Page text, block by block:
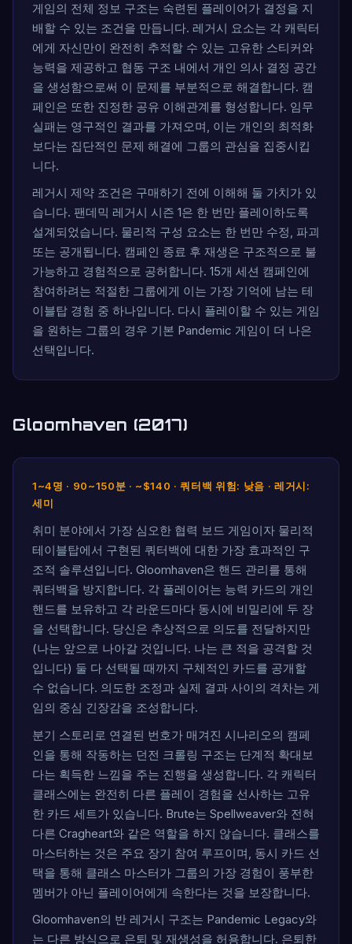
게임의 전체 정보 구조는 숙련된 플레이어가 결정을 지
배할 수 있는 조건을 만듭니다. 레거시 요소는 각 캐릭터
에게 자신만이 완전히 추적할 수 있는 고유한 스티커와
능력을 제공하고 협동 구조 내에서 개인 의사 결정 공간
을 생성함으로써 이 문제를 부분적으로 해결합니다. 캠
페인은 또한 진정한 공유 이해관계를 형성합니다. 임무
실패는 영구적인 결과를 가져오며, 이는 개인의 최적화
보다는 집단적인 문제 해결에 그룹의 관심을 집중시킵
니다.
레거시 제약 조건은 구매하기 전에 이해해 둘 가치가 있
습니다. 팬데믹 레거시 시즌 1은 한 번만 플레이하도록
설계되었습니다. 물리적 구성 요소는 한 번만 수정, 파괴
또는 공개됩니다. 캠페인 종료 후 재생은 구조적으로 불
가능하고 경험적으로 공허합니다. 15개 세션 캠페인에
참여하려는 적절한 그룹에게 이는 가장 기억에 남는 테
이블탑 경험 중 하나입니다. 다시 플레이할 수 있는 게임
을 원하는 그룹의 경우 기본 Pandemic 게임이 더 나은
선택입니다.
Gloomhaven (2017)
1~4명 · 90~150분 · ~$140 · 쿼터백 위험: 낮음 · 레거시:
세미
취미 분야에서 가장 심오한 협력 보드 게임이자 물리적
테이블탑에서 구현된 쿼터백에 대한 가장 효과적인 구
조적 솔루션입니다. Gloomhaven은 핸드 관리를 통해
쿼터백을 방지합니다. 각 플레이어는 능력 카드의 개인
핸드를 보유하고 각 라운드마다 동시에 비밀리에 두 장
을 선택합니다. 당신은 추상적으로 의도를 전달하지만
(나는 앞으로 나아갈 것입니다. 나는 큰 적을 공격할 것
입니다) 둘 다 선택될 때까지 구체적인 카드를 공개할
수 없습니다. 의도한 조정과 실제 결과 사이의 격차는 게
임의 중심 긴장감을 조성합니다.
분기 스토리로 연결된 번호가 매겨진 시나리오의 캠페
인을 통해 작동하는 던전 크롤링 구조는 단계적 확대보
다는 획득한 느낌을 주는 진행을 생성합니다. 각 캐릭터
클래스에는 완전히 다른 플레이 경험을 선사하는 고유
한 카드 세트가 있습니다. Brute는 Spellweaver와 전혀
다른 Cragheart와 같은 역할을 하지 않습니다. 클래스를
마스터하는 것은 주요 장기 참여 루프이며, 동시 카드 선
택을 통해 클래스 마스터가 그룹의 가장 경험이 풍부한
멤버가 아닌 플레이어에게 속한다는 것을 보장합니다.
Gloomhaven의 반 레거시 구조는 Pandemic Legacy와
는 다른 방식으로 은퇴 및 재생성을 허용합니다. 은퇴한